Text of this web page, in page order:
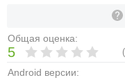
Общая оценка:
5 (
Android версии: